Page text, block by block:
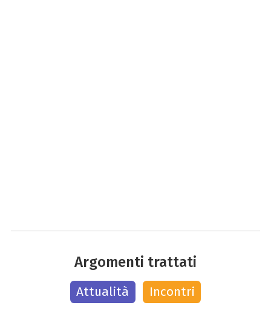
Argomenti trattati
Attualità Incontri